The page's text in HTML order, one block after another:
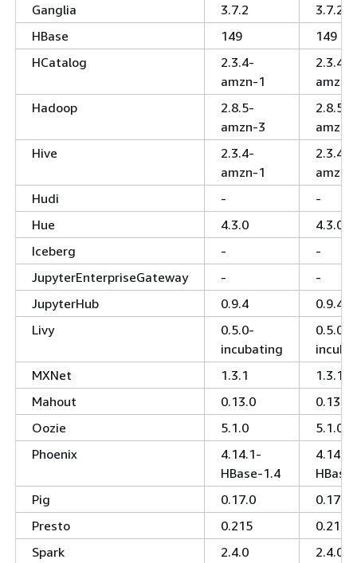
Ganglia
3.7.2
3.7.2
HBase
149
149
HCatalog
2.3.4-
amzn-1
2.3.4-
amzn-
Hadoop
2.8.5-
amzn-3
2.8.5-
amzn-
Hive
2.3.4-
amzn-1
2.3.4-
amzn-
Hudi
-
-
Hue
4.3.0
4.3.0
Iceberg
-
-
JupyterEnterpriseGateway
-
-
JupyterHub
0.9.4
0.9.4
Livy
0.5.0-
incubating
0.5.0-
MXNet
1.3.1
1.3.1
Mahout
0.13.0
0.13.0
Oozie
5.1.0
5.1.0
Phoenix
4.14.1-
HBase-1.4
4.14.1-
Pig
0.17.0
0.17.0
Presto
0.215
0.215
Spark
2.4.0
2.4.0